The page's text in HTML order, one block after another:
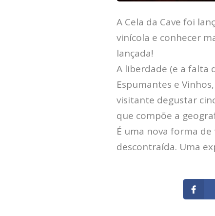
A Cela da Cave foi
vinícola e conhecer
lançada!
A liberdade (e a falta
Espumantes e
visitante degustar
que compõe a
É uma nova forma
descontraída. Uma